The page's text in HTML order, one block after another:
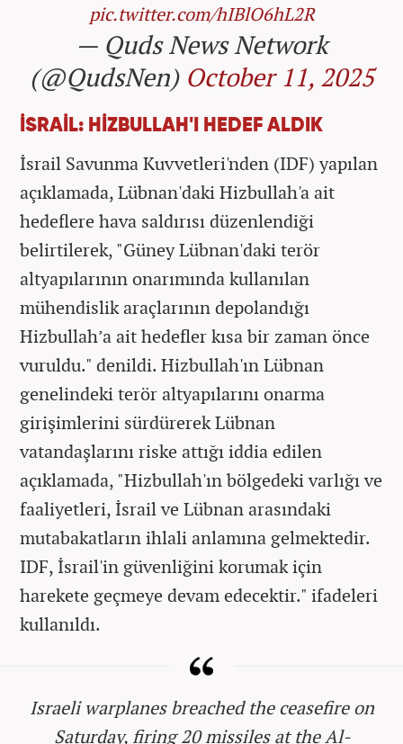
pic.twitter.com/hIBlO6hL2R
— Quds News Network
(@QudsNen) October 11, 2025
İSRAİL: HİZBULLAH'I HEDEF ALDIK
İsrail Savunma Kuvvetleri'nden (IDF) yapılan
açıklamada, Lübnan'daki Hizbullah'a ait
hedeflere hava saldırısı düzenlendiği
belirtilerek, "Güney Lübnan'daki terör
altyapılarının onarımında kullanılan
mühendislik araçlarının depolandığı
Hizbullah’a ait hedefler kısa bir zaman önce
vuruldu." denildi. Hizbullah'ın Lübnan
genelindeki terör altyapılarını onarma
girişimlerini sürdürerek Lübnan
vatandaşlarını riske attığı iddia edilen
açıklamada, "Hizbullah'ın bölgedeki varlığı ve
faaliyetleri, İsrail ve Lübnan arasındaki
mutabakatların ihlali anlamına gelmektedir.
IDF, İsrail'in güvenliğini korumak için
harekete geçmeye devam edecektir." ifadeleri
kullanıldı.
Israeli warplanes breached the ceasefire on
Saturday, firing 20 missiles at the Al-